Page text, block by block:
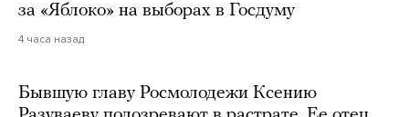
за «Яблоко» на выборах в Госдуму
4 часа назад
Бывшую главу Росмолодежи Ксению